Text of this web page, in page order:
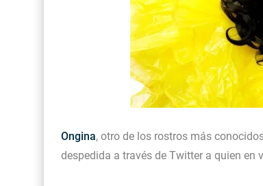
Ongina, otro de los rostros más
despedida a través de Twitter a quien